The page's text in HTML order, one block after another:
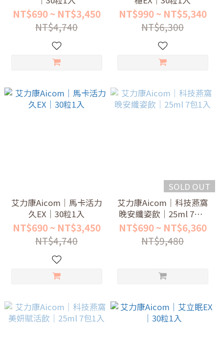
NT$690 ~ NT$3,450
NT$4,740
NT$990 ~ NT$5,340
NT$6,300
艾力康Aicom｜馬卡活力
久EX｜30粒1入
NT$690 ~ NT$3,450
NT$4,740
SOLD OUT
艾力康Aicom｜科技燕窩
晚安纖姿飲｜25ml 7包1
入
NT$690 ~ NT$6,360
NT$9,480